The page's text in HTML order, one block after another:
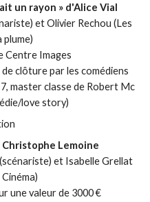
un rayon » d'Alice Vial
et Olivier Rechou (Les
plume)
Centre Images
clôture par les comédiens
master classe de Robert Mc
love story)
Christophe Lemoine
et Isabelle Grellat
une valeur de 3000 €